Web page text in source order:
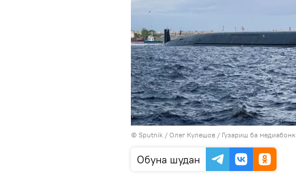
© Sputnik / Олег Кулешов / Гузариш ба медиабонк
Обуна шудан